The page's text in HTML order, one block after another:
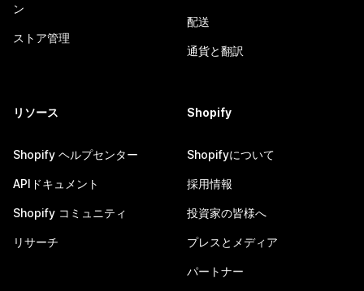
ン
ストア管理
配送
通貨と翻訳
リソース
Shopify ヘルプセンター
APIドキュメント
Shopify コミュニティ
リサーチ
Shopify
Shopifyについて
採用情報
投資家の皆様へ
プレスとメディア
パートナー